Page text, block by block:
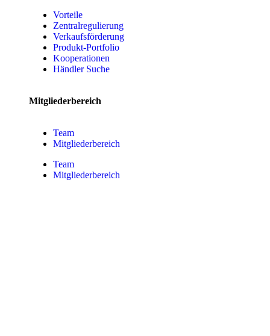
Vorteile
Zentralregulierung
Verkaufsförderung
Produkt-Portfolio
Kooperationen
Händler Suche
Mitgliederbereich
Team
Mitgliederbereich
Team
Mitgliederbereich